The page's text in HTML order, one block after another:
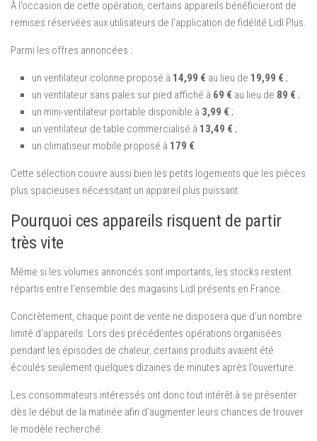
À l’occasion de cette opération, certains appareils bénéficieront de
remises réservées aux utilisateurs de l’application de fidélité Lidl Plus.
Parmi les offres annoncées :
un ventilateur colonne proposé à 14,99 € au lieu de 19,99 € ;
un ventilateur sans pales sur pied affiché à 69 € au lieu de 89 € ;
un mini-ventilateur portable disponible à 3,99 € ;
un ventilateur de table commercialisé à 13,49 € ;
un climatiseur mobile proposé à 179 €.
Cette sélection couvre aussi bien les petits logements que les pièces
plus spacieuses nécessitant un appareil plus puissant.
Pourquoi ces appareils risquent de partir
très vite
Même si les volumes annoncés sont importants, les stocks restent
répartis entre l’ensemble des magasins Lidl présents en France.
Concrètement, chaque point de vente ne disposera que d’un nombre
limité d’appareils. Lors des précédentes opérations organisées
pendant les épisodes de chaleur, certains produits avaient été
écoulés seulement quelques dizaines de minutes après l’ouverture.
Les consommateurs intéressés ont donc tout intérêt à se présenter
dès le début de la matinée afin d’augmenter leurs chances de trouver
le modèle recherché.